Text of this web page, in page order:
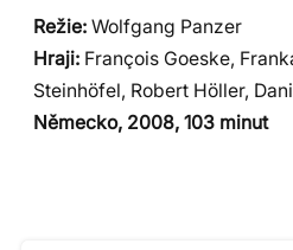
Režie: Wolfgang Panzer
Hraji: François Goeske,
Steinhöfel, Robert Höller,
Německo, 2008, 103 minut